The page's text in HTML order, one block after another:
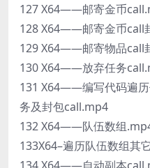
127 X64——邮寄金币
128 X64——邮寄金币call
129 X64——邮寄物品call
130 X64——放弃任务
131 X64——编写代码遍
务及封包call.mp4
132 X64——队伍数组
133X64–遍历队伍数组其